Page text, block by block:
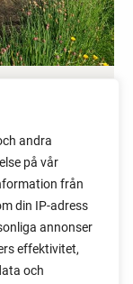
andra
på vår
från
din IP-adress
annonser
effektivitet,
och
in my
I use to
late, and